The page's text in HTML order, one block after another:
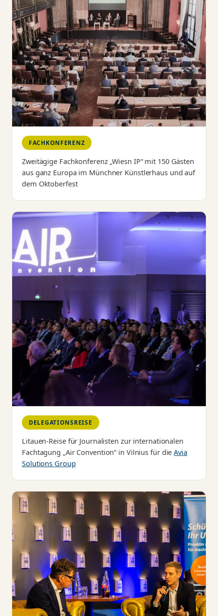
FACHKONFERENZ
Zweitägige Fachkonferenz „Wiesn IP“ mit 150 Gästen
aus ganz Europa im Münchner Künstlerhaus und auf
dem Oktoberfest
DELEGATIONSREISE
Litauen-Reise für Journalisten zur internationalen
Fachtagung „Air Convention“ in Vilnius für dieAvia
Solutions Group